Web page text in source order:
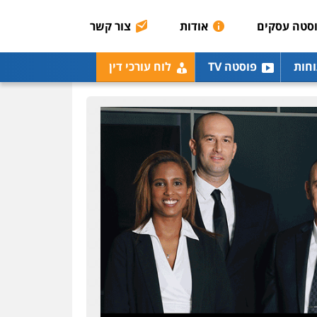
עסקים אודות צור קשר
פוסטה TV לוח עורכי דין
מנשה, אלמוג – עורכי דין
פלילי עבירות תנועה
צווארון לבן תעבורה עורכי
דין לענייני אסירים מעצרים
0546470989
עו"ד אבי כהן
פלילי פשיעה חמורה
קטינים אלימות סמים
עבירות מין
0523647066
ויקי שמואל – משרד עו"ד
משפט פלילי
0528959600